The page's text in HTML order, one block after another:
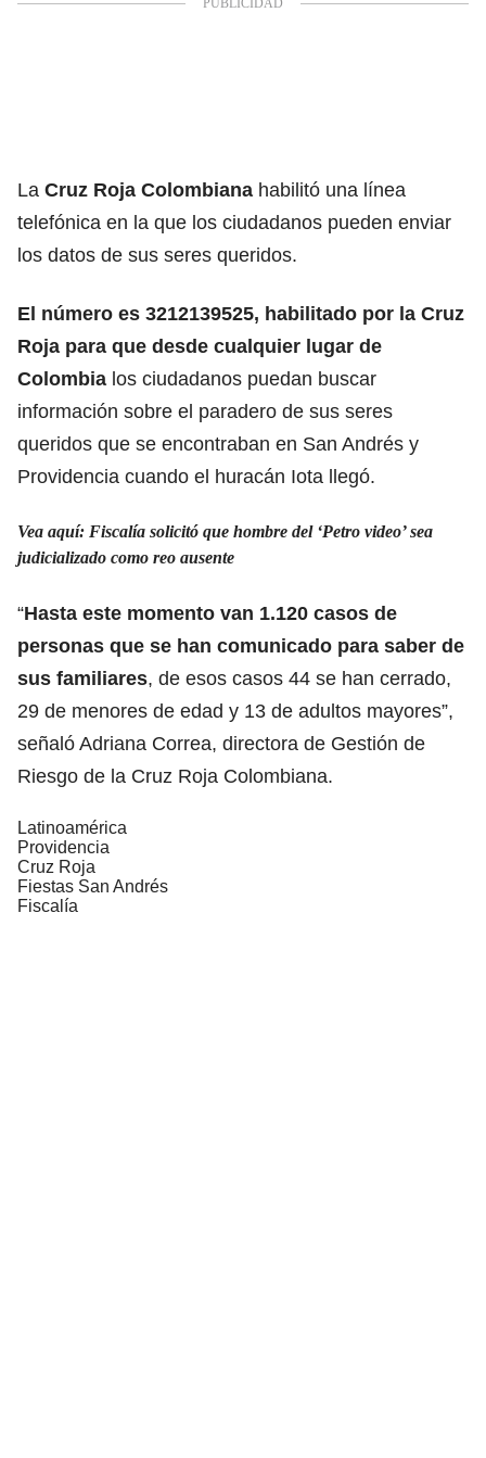
La Cruz Roja Colombiana habilitó una línea
telefónica en la que los ciudadanos pueden enviar
los datos de sus seres queridos.
El número es 3212139525, habilitado por la Cruz
Roja para que desde cualquier lugar de
Colombia los ciudadanos puedan buscar
información sobre el paradero de sus seres
queridos que se encontraban en San Andrés y
Providencia cuando el huracán Iota llegó.
Vea aquí: Fiscalía solicitó que hombre del ‘Petro video’ sea
judicializado como reo ausente
“Hasta este momento van 1.120 casos de
personas que se han comunicado para saber de
sus familiares, de esos casos 44 se han cerrado,
29 de menores de edad y 13 de adultos mayores”,
señaló Adriana Correa, directora de Gestión de
Riesgo de la Cruz Roja Colombiana.
Latinoamérica
Providencia
Cruz Roja
Fiestas San Andrés
Fiscalía